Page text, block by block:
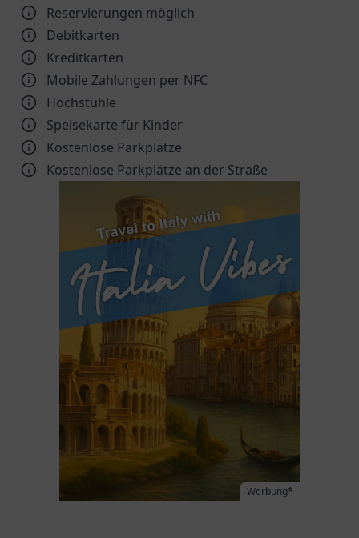
Reservierungen möglich
Debitkarten
Kreditkarten
Mobile Zahlungen per NFC
Hochstühle
Speisekarte für Kinder
Kostenlose Parkplätze
Kostenlose Parkplätze an der Straße
Werbung*